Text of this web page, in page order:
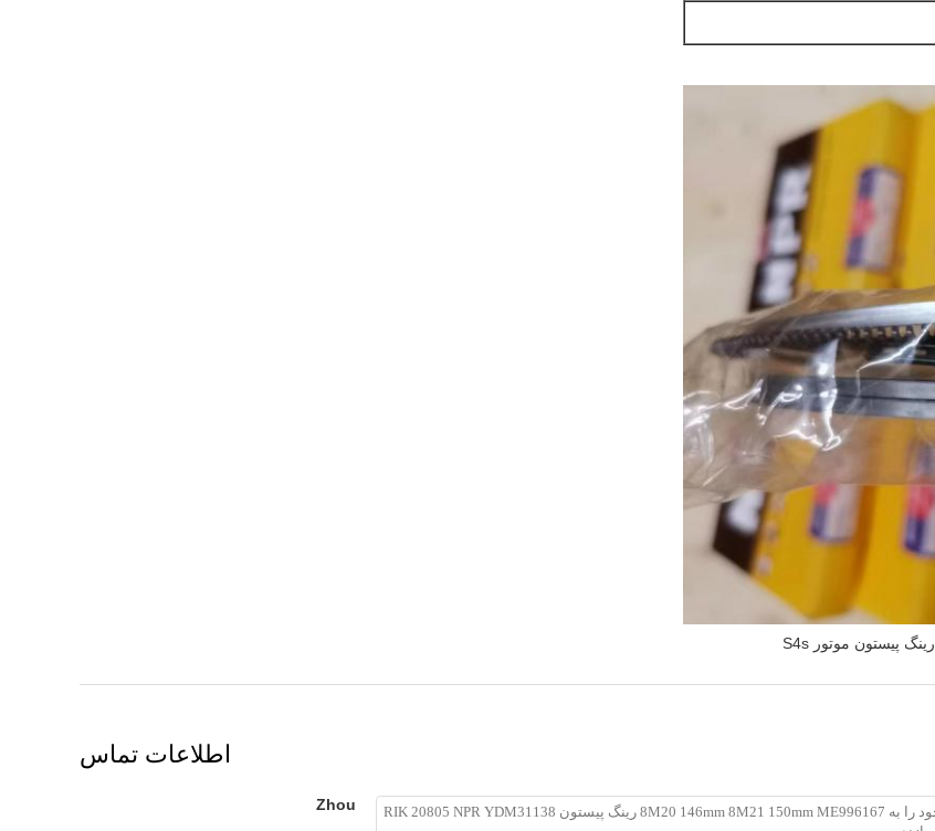
رینگ پیستون موتور S4s
اطلاعات تماس
Zhou